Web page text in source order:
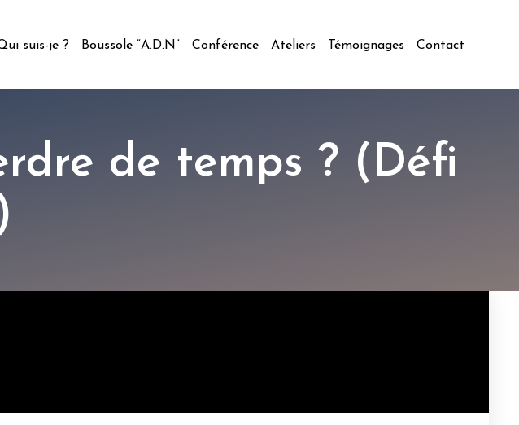
suis-je ? Boussole “A.D.N” Conférence Ateliers Témoignages Contact
de temps ? (Défi